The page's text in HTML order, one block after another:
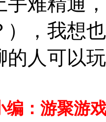
），我想
的人可以
编：游聚游